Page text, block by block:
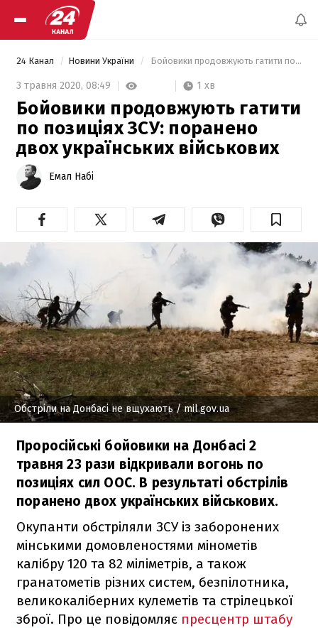
24 Канал Новини України Бойовики продовжують гатити по позиціях ЗСУ: поранено двох українських військових
3 травня 2020, 08:49 1 хв
Бойовики продовжують гатити
по позиціях ЗСУ: поранено
двох українських військових
Емал Набі
Обстріли на Донбасі не вщухають/ mil.gov.ua
Проросійські бойовики на Донбасі 2
травня 23 рази відкривали вогонь по
позиціях сил ООС. В результаті обстрілів
поранено двох українських військових.
Окупанти обстріляли ЗСУ із заборонених
мінськими домовленостями мінометів
калібру 120 та 82 міліметрів, а також
гранатометів різних систем, безпілотника,
великокаліберних кулеметів та стрілецької
зброї. Про це повідомляє пресцентр штабу